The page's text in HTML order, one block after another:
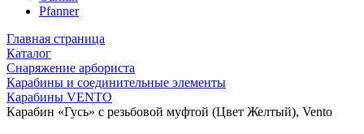
Pfanner
Главная страница
Каталог
Снаряжение арбориста
Карабины и соединительные элементы
Карабины VENTO
Карабин «Гусь» с резьбовой муфтой (Цвет Желтый), Vento